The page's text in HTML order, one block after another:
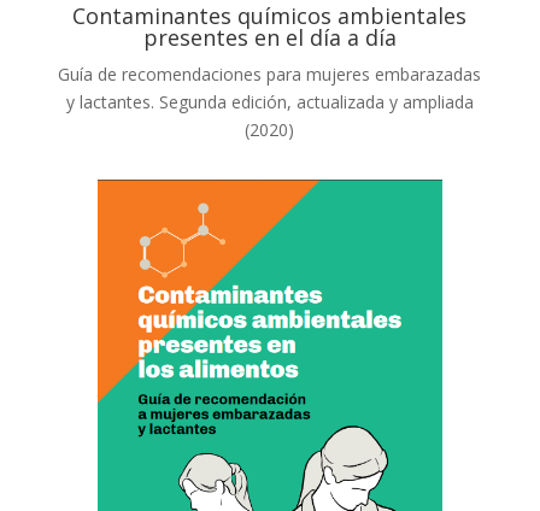
Contaminantes químicos ambientales
presentes en el día a día
Guía de recomendaciones para mujeres embarazadas
y lactantes. Segunda edición, actualizada y ampliada
(2020)